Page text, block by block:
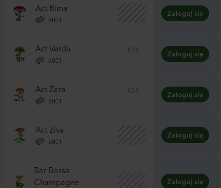
Act Rima
6001
Zaloguj się
Act Verda
6001
1020 Zaloguj się
Act Zara
6001
1020 Zaloguj się
Act Ziva
6001
Zaloguj się
Bar Bossa
Champagne
Zaloguj się